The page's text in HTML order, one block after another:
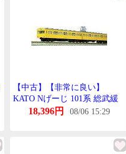
【中古】【非常に良い】
KATO Nげーじ 101系 総武緩
行線色 増結 4両せっと 10-256
18,396円 08/06 15:29